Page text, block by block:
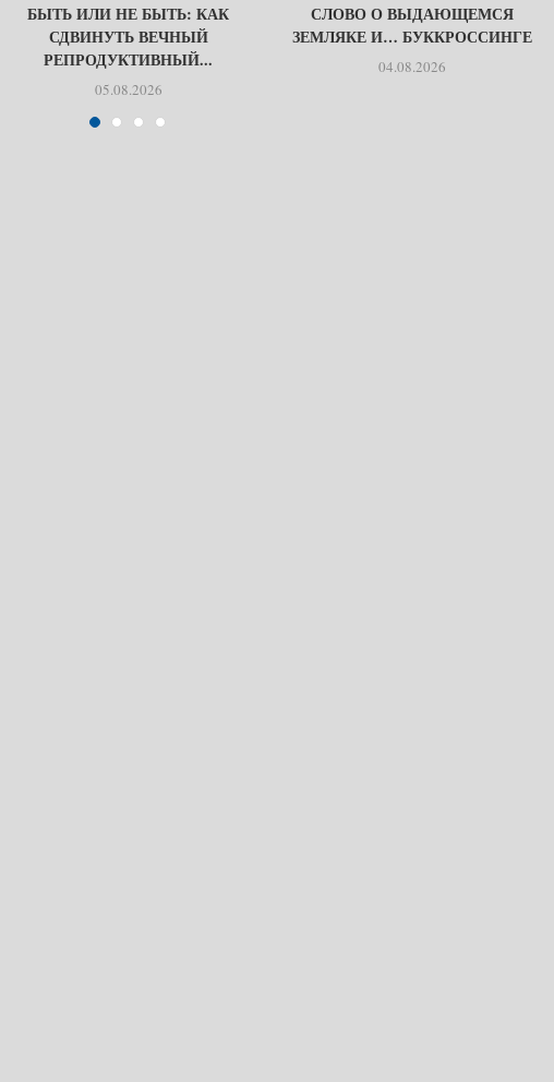
БЫТЬ ИЛИ НЕ БЫТЬ: КАК
СДВИНУТЬ ВЕЧНЫЙ
РЕПРОДУКТИВНЫЙ...
05.08.2026
СЛОВО О ВЫДАЮЩЕМСЯ
ЗЕМЛЯКЕ И… БУККРОССИНГЕ
04.08.2026